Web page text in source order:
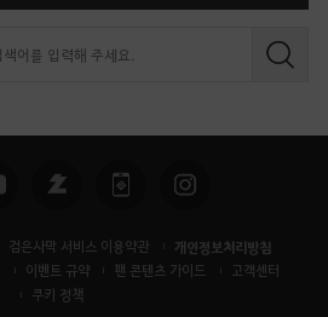
검
검은사막 서비스 이용약관 개인정보처리방침
이벤트 규약 팬 콘텐츠 가이드
고객센터
쿠키 정책